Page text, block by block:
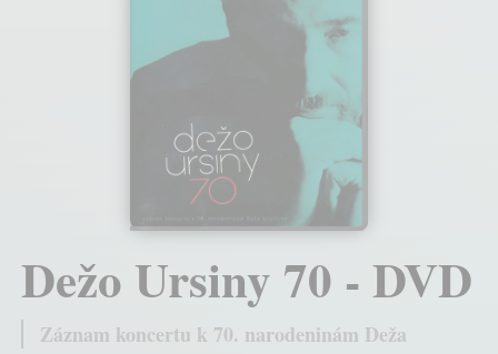
Dežo Ursiny 70 - DVD
Záznam koncertu k 70. narodeninám Deža